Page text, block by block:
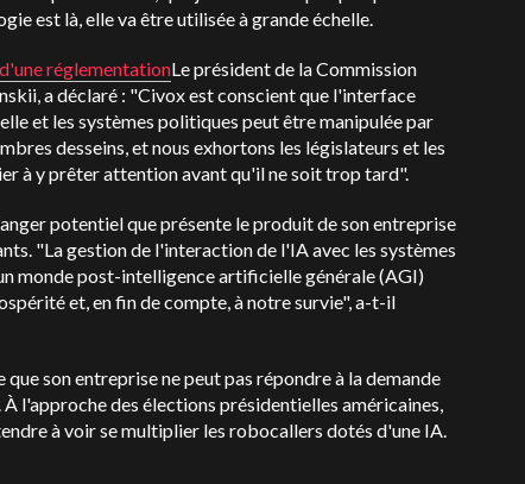
est là, elle va être utilisée à grande échelle.
réglementationLe président de la Commission
a déclaré : "Civox est conscient que l'interface
et les systèmes politiques peut être manipulée par
desseins, et nous exhortons les législateurs et les
à y prêter attention avant qu'il ne soit trop tard".
potentiel que présente le produit de son entreprise
"La gestion de l'interaction de l'IA avec les systèmes
monde post-intelligence artificielle générale (AGI)
et, en fin de compte, à notre survie", a-t-il
son entreprise ne peut pas répondre à la demande
l'approche des élections présidentielles américaines,
à voir se multiplier les robocallers dotés d'une IA.